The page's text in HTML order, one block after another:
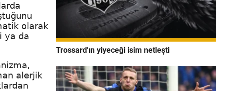
olarak
ya da
alerjik
Trossard'ın yiyeceği isim netleşti